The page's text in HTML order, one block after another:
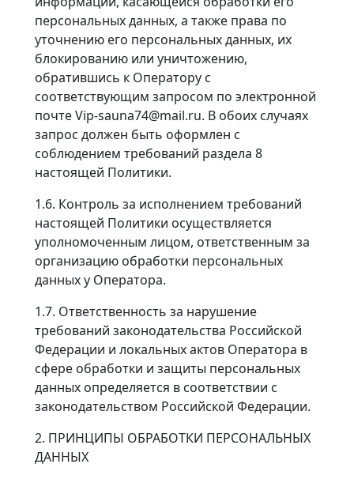
персональных данных, а также права по
уточнению его персональных данных, их
блокированию или уничтожению,
обратившись к Оператору с
соответствующим запросом по электронной
почте Vip-sauna74@mail.ru​. В обоих случаях
запрос должен быть оформлен с
соблюдением требований раздела 8
настоящей Политики.
1.6. Контроль за исполнением требований
настоящей Политики осуществляется
уполномоченным лицом, ответственным за
организацию обработки персональных
данных у Оператора.
1.7. Ответственность за нарушение
требований законодательства Российской
Федерации и локальных актов Оператора в
сфере обработки и защиты персональных
данных определяется в соответствии с
законодательством Российской Федерации.
2. ПРИНЦИПЫ ОБРАБОТКИ ПЕРСОНАЛЬНЫХ
ДАННЫХ